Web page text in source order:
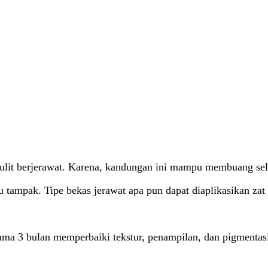
berjerawat. Karena, kandungan ini mampu membuang
Tipe bekas jerawat apa pun dapat diaplikasikan
3 bulan memperbaiki tekstur, penampilan, dan